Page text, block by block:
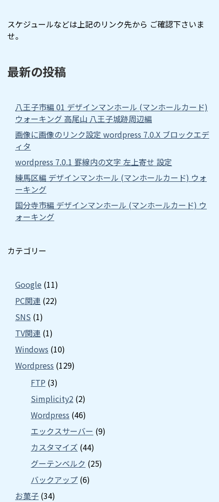
スケジュールなどは上記のリンク先から ご確認下さいま
せ。
最新の投稿
八王子市編 01 デザインマンホール (マンホールカード)
ウォーキング 高尾山 八王子城跡周辺編
画像に画像のリンク設定 wordpress 7.0.X ブロックエデ
ィタ
wordpress 7.0.1 罫線内の文字 左上寄せ 設定
練馬区編 デザインマンホール (マンホールカード) ウォ
ーキング
国分寺市編 デザインマンホール (マンホールカード) ウ
ォーキング
カテゴリー
Google (11)
PC関連 (22)
SNS (1)
TV関連 (1)
Windows (10)
Wordpress (129)
FTP (3)
Simplicity2 (2)
Wordpress (46)
エックスサーバー (9)
カスタマイズ (44)
グーテンベルク (25)
バックアップ (6)
お菓子 (34)